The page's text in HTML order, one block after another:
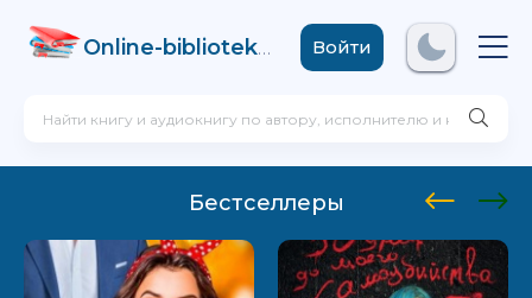
Online-biblioteka .comВойти
Бестселлеры